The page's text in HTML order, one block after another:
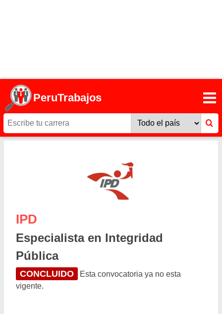
PeruTrabajos
IPD
Especialista en Integridad
Pública
CONCLUIDO
Esta convocatoria ya no esta
vigente.